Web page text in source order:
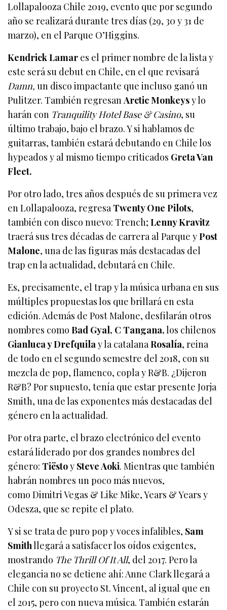
Lollapalooza Chile 2019, evento que por segundo
año se realizará durante tres días (29, 30 y 31 de
marzo), en el Parque O’Higgins.
Kendrick Lamar es el primer nombre de la lista y
este será su debut en Chile, en el que revisará
Damn, un disco impactante que incluso ganó un
Pulitzer. También regresanArctic Monkeysy lo
harán con Tranquility Hotel Base & Casino, su
último trabajo, bajo el brazo. Y si hablamos de
guitarras, también estará debutando en Chile los
hypeados y al mismo tiempo criticados Greta Van
Fleet.
Por otro lado, tres años después de su primera vez
en Lollapalooza, regresaTwenty One Pilots,
también con disco nuevo: Trench;Lenny Kravitz
traerá sus tres décadas de carrera al Parque yPost
Malone, una de las figuras más destacadas del
trap en la actualidad, debutará en Chile.
Es, precisamente, el trap y la música urbana en sus
múltiples propuestas los que brillará en esta
edición. Además de Post Malone, desfilarán otros
nombres comoBad Gyal, C Tangana,los chilenos
Gianluca y Drefquilay la catalanaRosalía, reina
de todo en el segundo semestre del 2018, con su
mezcla de pop, flamenco, copla y R&B. ¿Dijeron
R&B? Por supuesto, tenía que estar presente Jorja
Smith, una de las exponentes más destacadas del
género en la actualidad.
Por otra parte, el brazo electrónico del evento
estará liderado por dos grandes nombres del
género: Tiëstoy Steve Aoki. Mientras que también
habrán nombres un poco más nuevos,
como Dimitri Vegas & Like Mike, Years & Years y
Odesza, que se repite el plato.
Y si se trata de puro pop y voces infalibles, Sam
Smithllegará a satisfacer los oídos exigentes,
mostrando The Thrill Of It All, del 2017. Pero la
elegancia no se detiene ahí: Anne Clark llegará a
Chile con su proyecto St. Vincent, al igual que en
el 2015, pero con nueva música. También estarán